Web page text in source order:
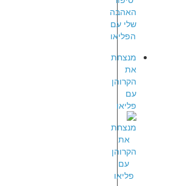
מנצחת
את
הקרוהן
עם
פליאו